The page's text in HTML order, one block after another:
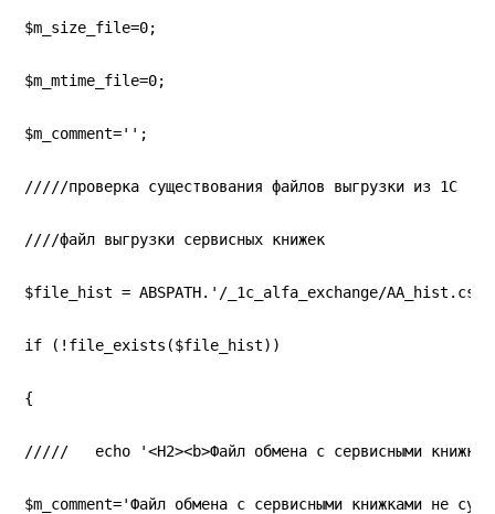
$m_size_file=0;
$m_mtime_file=0;
$m_comment='';
/////проверка существования файлов выгрузки из 1С
////файл выгрузки сервисных книжек
$file_hist = ABSPATH.'/_1c_alfa_exchange/
if (!file_exists($file_hist))
{
/////   echo '<H2><b>Файл обмена с сервисными
$m_comment='Файл обмена с сервисными книжками не